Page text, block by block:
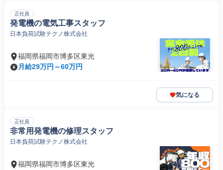
正社員
発電機の電気工事スタッフ
日本負荷試験テクノ株式会社
福岡県福岡市博多区東光
月給29万円～60万円
気になる
正社員
非常用発電機の修理スタッフ
日本負荷試験テクノ株式会社
福岡県福岡市博多区東光